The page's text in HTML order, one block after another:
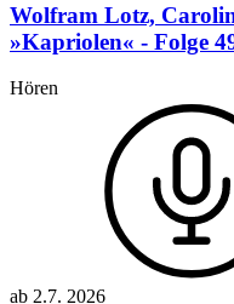
Wolfram Lotz,
»Kapriolen« - Folge
Hören
ab 2.7. 2026